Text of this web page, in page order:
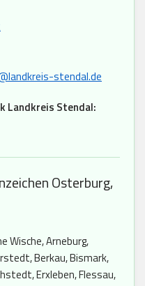
stendal.de
Landkreis Stendal:
Osterburg,
Wische, Arneburg,
Berkau, Bismark,
Erxleben, Flessau,